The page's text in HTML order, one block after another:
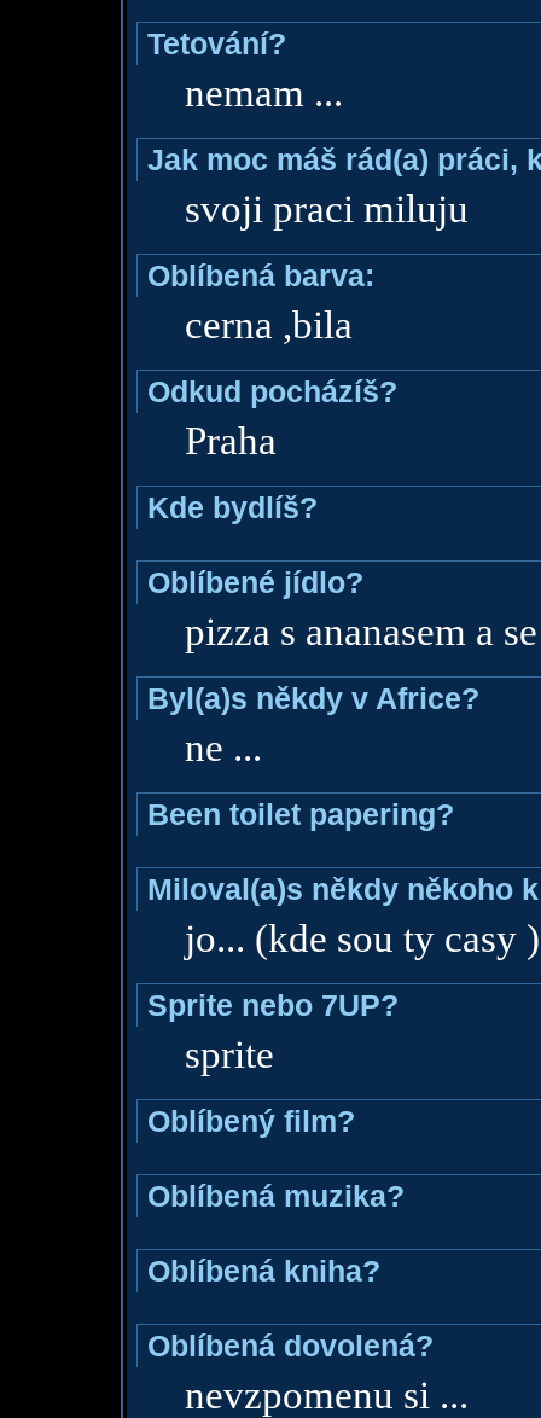
Tetování?
nemam ...
Jak moc máš rád(a) práci,
svoji praci miluju
Oblíbená barva:
cerna ,bila
Odkud pocházíš?
Praha
Kde bydlíš?
Oblíbené jídlo?
pizza s ananasem a
Byl(a)s někdy v Africe?
ne ...
Been toilet papering?
Miloval(a)s někdy někoho
jo... (kde sou ty casy )
Sprite nebo 7UP?
sprite
Oblíbený film?
Oblíbená muzika?
Oblíbená kniha?
Oblíbená dovolená?
nevzpomenu si ...